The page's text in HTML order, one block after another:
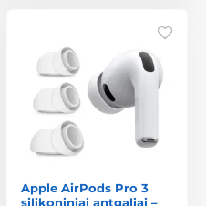
Apple AirPods Pro 3
silikoniniai antgaliai –